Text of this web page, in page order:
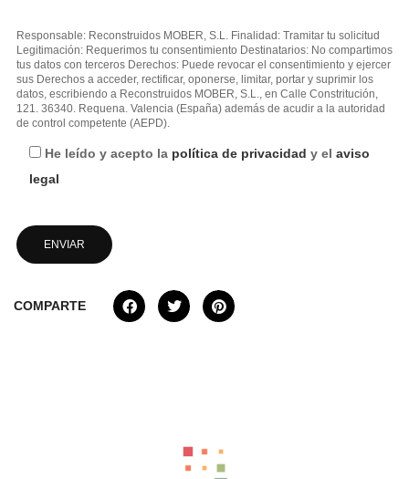
Responsable: Reconstruidos MOBER, S.L. Finalidad: Tramitar tu solicitud
Legitimación: Requerimos tu consentimiento Destinatarios: No compartimos
tus datos con terceros Derechos: Puede revocar el consentimiento y ejercer
sus Derechos a acceder, rectificar, oponerse, limitar, portar y suprimir los
datos, escribiendo a Reconstruidos MOBER, S.L., en Calle Constritución,
121. 36340. Requena. Valencia (España) además de acudir a la autoridad
de control competente (AEPD).
He leído y acepto la política de privacidad y el aviso
legal
COMPARTE